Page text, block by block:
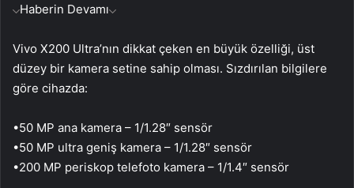
Haberin Devamı
Vivo X200 Ultra’nın dikkat çeken en büyük özelliği, üst
düzey bir kamera setine sahip olması. Sızdırılan bilgilere
göre cihazda:
•50 MP ana kamera – 1/1.28″ sensör
•50 MP ultra geniş kamera – 1/1.28″ sensör
•200 MP periskop telefoto kamera – 1/1.4″ sensör